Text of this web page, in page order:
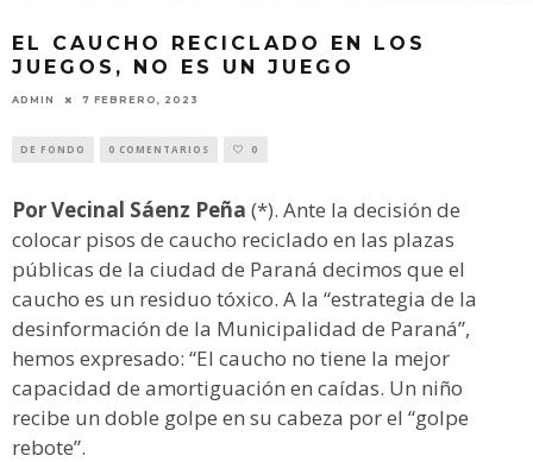
EL CAUCHO RECICLADO EN LOS
JUEGOS, NO ES UN JUEGO
ADMIN 7 FEBRERO, 2023
DE FONDO 0 COMENTARIOS 0
Por Vecinal Sáenz Peña (*). Ante la decisión de
colocar pisos de caucho reciclado en las plazas
públicas de la ciudad de Paraná decimos que el
caucho es un residuo tóxico. A la “estrategia de la
desinformación de la Municipalidad de Paraná”,
hemos expresado: “El caucho no tiene la mejor
capacidad de amortiguación en caídas. Un niño
recibe un doble golpe en su cabeza por el “golpe
rebote”.